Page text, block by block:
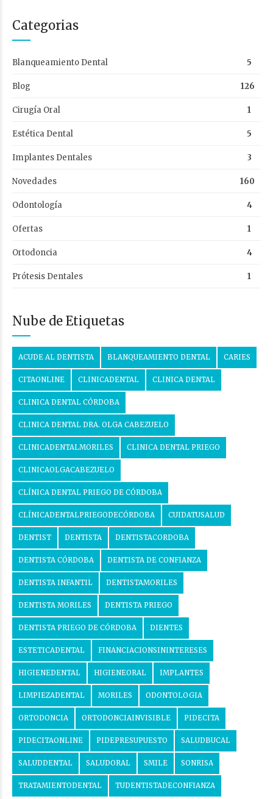
Categorias
Blanqueamiento Dental 5
Blog 126
Cirugía Oral 1
Estética Dental 5
Implantes Dentales 3
Novedades 160
Odontología 4
Ofertas 1
Ortodoncia 4
Prótesis Dentales 1
Nube de Etiquetas
ACUDE AL DENTISTA BLANQUEAMIENTO DENTAL CARIES
CITAONLINE CLINICADENTAL CLINICA DENTAL
CLINICA DENTAL CÓRDOBA
CLINICA DENTAL DRA. OLGA CABEZUELO
CLINICADENTALMORILES CLINICA DENTAL PRIEGO
CLINICAOLGACABEZUELO
CLÍNICA DENTAL PRIEGO DE CÓRDOBA
CLÍNICADENTALPRIEGODECÓRDOBA CUIDATUSALUD
DENTIST DENTISTA DENTISTACORDOBA
DENTISTA CÓRDOBA DENTISTA DE CONFIANZA
DENTISTA INFANTIL DENTISTAMORILES
DENTISTA MORILES DENTISTA PRIEGO
DENTISTA PRIEGO DE CÓRDOBA DIENTES
ESTETICADENTAL FINANCIACIONSININTERESES
HIGIENEDENTAL HIGIENEORAL IMPLANTES
LIMPIEZADENTAL MORILES ODONTOLOGIA
ORTODONCIA ORTODONCIAINVISIBLE PIDECITA
PIDECITAONLINE PIDEPRESUPUESTO SALUDBUCAL
SALUDDENTAL SALUDORAL SMILE SONRISA
TRATAMIENTODENTAL TUDENTISTADECONFIANZA